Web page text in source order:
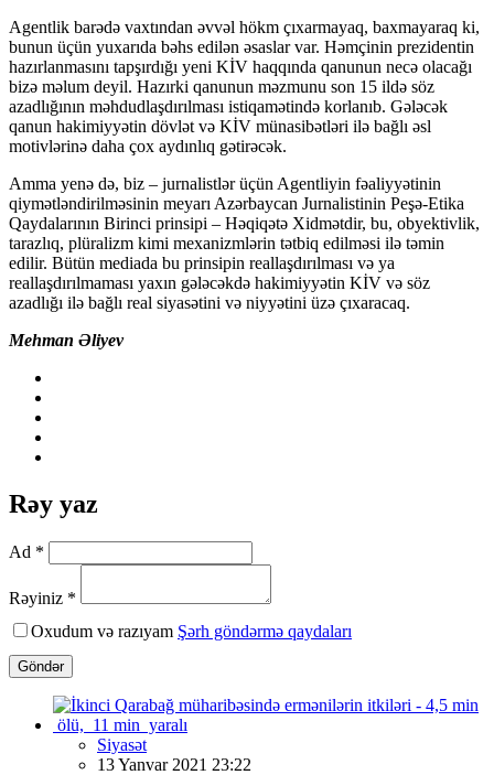
Agentlik barədə vaxtından əvvəl hökm çıxarmayaq, baxmayaraq ki,
bunun üçün yuxarıda bəhs edilən əsaslar var. Həmçinin prezidentin
hazırlanmasını tapşırdığı yeni KİV haqqında qanunun necə olacağı
bizə məlum deyil. Hazırki qanunun məzmunu son 15 ildə söz
azadlığının məhdudlaşdırılması istiqamətində korlanıb. Gələcək
qanun hakimiyyətin dövlət və KİV münasibətləri ilə bağlı əsl
motivlərinə daha çox aydınlıq gətirəcək.
Amma yenə də, biz – jurnalistlər üçün Agentliyin fəaliyyətinin
qiymətləndirilməsinin meyarı Azərbaycan Jurnalistinin Peşə-Etika
Qaydalarının Birinci prinsipi – Həqiqətə Xidmətdir, bu, obyektivlik,
tarazlıq, plüralizm kimi mexanizmlərin tətbiq edilməsi ilə təmin
edilir. Bütün mediada bu prinsipin reallaşdırılması və ya
reallaşdırılmaması yaxın gələcəkdə hakimiyyətin KİV və söz
azadlığı ilə bağlı real siyasətini və niyyətini üzə çıxaracaq.
Mehman Əliyev
Rəy yaz
Ad *
Rəyiniz *
Oxudum və razıyam Şərh göndərmə qaydaları
Göndər
Siyasət
13 Yanvar 2021 23:22